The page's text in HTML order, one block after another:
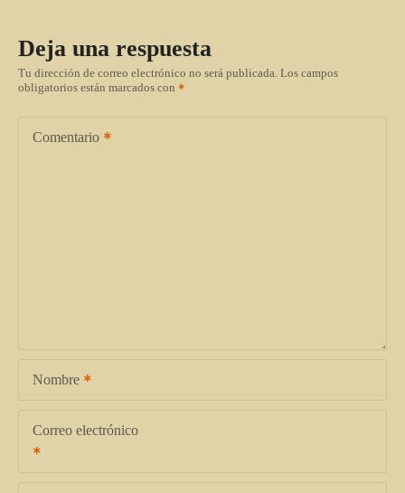
Deja una respuesta
Tu dirección de correo electrónico no será publicada. Los campos
obligatorios están marcados con
Comentario
Nombre
Correo electrónico